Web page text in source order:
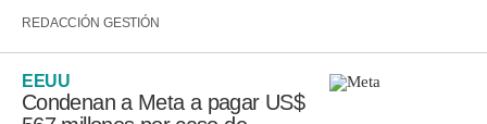
REDACCIÓN GESTIÓN
EEUU
Condenan a Meta a pagar US$